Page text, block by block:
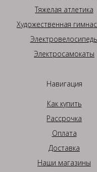
Тяжелая атлетика
Художественная
Электросамокаты
Навигация
Как купить
Рассрочка
Оплата
Доставка
Наши магазины